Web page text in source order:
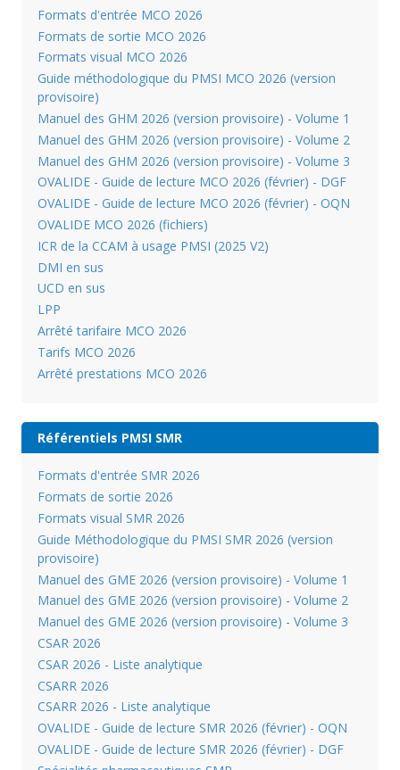
Formats d'entrée MCO 2026
Formats de sortie MCO 2026
Formats visual MCO 2026
Guide méthodologique du PMSI MCO 2026 (version
provisoire)
Manuel des GHM 2026 (version provisoire) - Volume 1
Manuel des GHM 2026 (version provisoire) - Volume 2
Manuel des GHM 2026 (version provisoire) - Volume 3
OVALIDE - Guide de lecture MCO 2026 (février) - DGF
OVALIDE - Guide de lecture MCO 2026 (février) - OQN
OVALIDE MCO 2026 (fichiers)
ICR de la CCAM à usage PMSI (2025 V2)
DMI en sus
UCD en sus
LPP
Arrêté tarifaire MCO 2026
Tarifs MCO 2026
Arrêté prestations MCO 2026
Référentiels PMSI SMR
Formats d'entrée SMR 2026
Formats de sortie 2026
Formats visual SMR 2026
Guide Méthodologique du PMSI SMR 2026 (version
provisoire)
Manuel des GME 2026 (version provisoire) - Volume 1
Manuel des GME 2026 (version provisoire) - Volume 2
Manuel des GME 2026 (version provisoire) - Volume 3
CSAR 2026
CSAR 2026 - Liste analytique
CSARR 2026
CSARR 2026 - Liste analytique
OVALIDE - Guide de lecture SMR 2026 (février) - OQN
OVALIDE - Guide de lecture SMR 2026 (février) - DGF